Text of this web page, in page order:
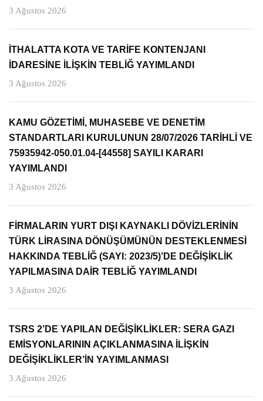
3 Ağustos 2026
İTHALATTA KOTA VE TARİFE KONTENJANI
İDARESİNE İLİŞKİN TEBLİĞ YAYIMLANDI
3 Ağustos 2026
KAMU GÖZETİMİ, MUHASEBE VE DENETİM
STANDARTLARI KURULUNUN 28/07/2026 TARİHLİ VE
75935942-050.01.04-[44558] SAYILI KARARI
YAYIMLANDI
3 Ağustos 2026
FİRMALARIN YURT DIŞI KAYNAKLI DÖVİZLERİNİN
TÜRK LİRASINA DÖNÜŞÜMÜNÜN DESTEKLENMESİ
HAKKINDA TEBLİĞ (SAYI: 2023/5)’DE DEĞİŞİKLİK
YAPILMASINA DAİR TEBLİĞ YAYIMLANDI
3 Ağustos 2026
TSRS 2’DE YAPILAN DEĞİŞİKLİKLER: SERA GAZI
EMİSYONLARININ AÇIKLANMASINA İLİŞKİN
DEĞİŞİKLİKLER’İN YAYIMLANMASI
3 Ağustos 2026